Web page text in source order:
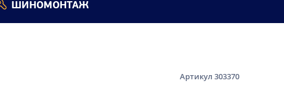
ШИНОМОНТАЖ
Артикул 303370